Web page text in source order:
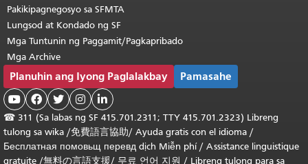
Pakikipagnegosyo sa SFMTA
Lungsod at Kondado ng SF
Mga Tuntunin ng Paggamit/Pagkapribado
Mga Archive
Planuhin ang Iyong Paglalakbay Pamasahe
    
☎ 311 (Sa labas ng SF 415.701.2311; TTY 415.701.2323) Libreng
tulong sa wika /免費語言協助/ Ayuda gratis con el idioma /
Бесплатная помовьщ перевд dịch Miễn phí/ Assistance linguistique
gratuite /無料の言語支援/ 무료 언어 지원 / Libreng tulong para sa